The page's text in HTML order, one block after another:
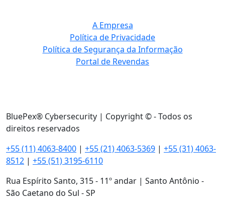
A Empresa
Política de Privacidade
Política de Segurança da Informação
Portal de Revendas
BluePex® Cybersecurity | Copyright © - Todos os
direitos reservados
+55 (11) 4063-8400 | +55 (21) 4063-5369 | +55 (31) 4063-
8512 | +55 (51) 3195-6110
Rua Espírito Santo, 315 - 11º andar | Santo Antônio -
São Caetano do Sul - SP